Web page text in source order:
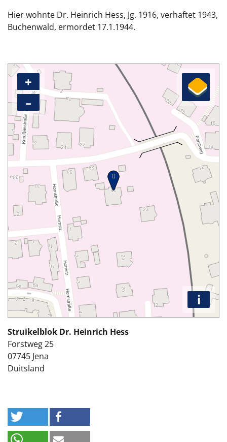
Hier wohnte Dr. Heinrich Hess, Jg. 1916, verhaftet 1943,
Buchenwald, ermordet 17.1.1944.
+
–
i
Struikelblok Dr. Heinrich Hess
Forstweg 25
07745 Jena
Duitsland